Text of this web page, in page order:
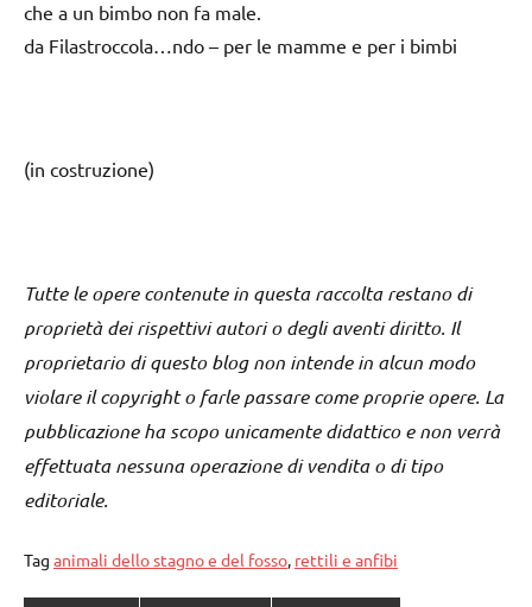
che a un bimbo non fa male.
da Filastroccola…ndo – per le mamme e per i bimbi
(in costruzione)
Tutte le opere contenute in questa raccolta restano di
proprietà dei rispettivi autori o degli aventi diritto. Il
proprietario di questo blog non intende in alcun modo
violare il copyright o farle passare come proprie opere. La
pubblicazione ha scopo unicamente didattico e non verrà
effettuata nessuna operazione di vendita o di tipo
editoriale.
Tag animali dello stagno e del fosso, rettili e anfibi